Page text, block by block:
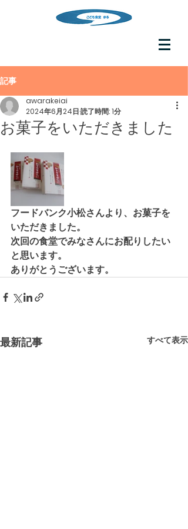
記事
お菓子をいただきました
awarakeiai
2024年6月24日読了時間: 1分
フードバンク小松さんより、お菓子を
いただきました。
次回の食堂でみなさんにお配りしたい
と思います。
ありがとうございます。
最新記事 すべて表示